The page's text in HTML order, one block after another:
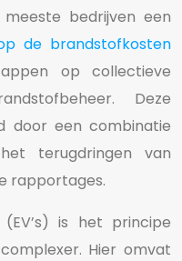
bedrijven een
de brandstofkosten
op collectieve
Deze
door een combinatie
terugdringen van
rapportages.
is het principe
Hier omvat